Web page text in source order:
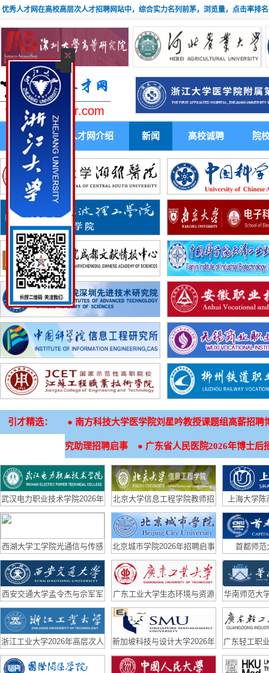
优秀人才网在高校高层次人才招聘网站中，综合实力名列前茅，浏览量，点击率排
www.youxiuhr.com
首 页 人才网介绍 新闻 高校诚聘 院
引才精选： ● 南方科技大学医学院刘星吟教授课题组高薪招聘
究助理招聘启事 ● 广东省人民医院2026年博士后
武汉电力职业技术学院2026年
招生章程
北京大学信息工程学院教师招
聘启事
上海大学
（生物材料
西湖大学工学院光通信与传感
实验室（副）研究员招聘启事
北京城市学院2026年招聘启事 首都师范
西安交通大学孟令杰与佘军军
团队联合招聘博后
广东工业大学生态环境与资源
学院国家优青课题组诚聘博士
后
华南师范大
队长期招聘
浙江工业大学2026年高层次人
才招聘公告
新加坡科技与设计大学2026年
招聘
广东轻工职
高层次、急